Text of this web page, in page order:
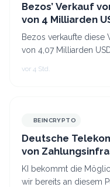
Bezos’ Verkauf
von 4 Milliarden
starken
Bezos verkaufte diese
von 4,07 Milliarden
bereits acht Monate
vor 4 Std.
BEINCRYPTO
Deutsche
von
KI bekommt die
wir bereits an diesem